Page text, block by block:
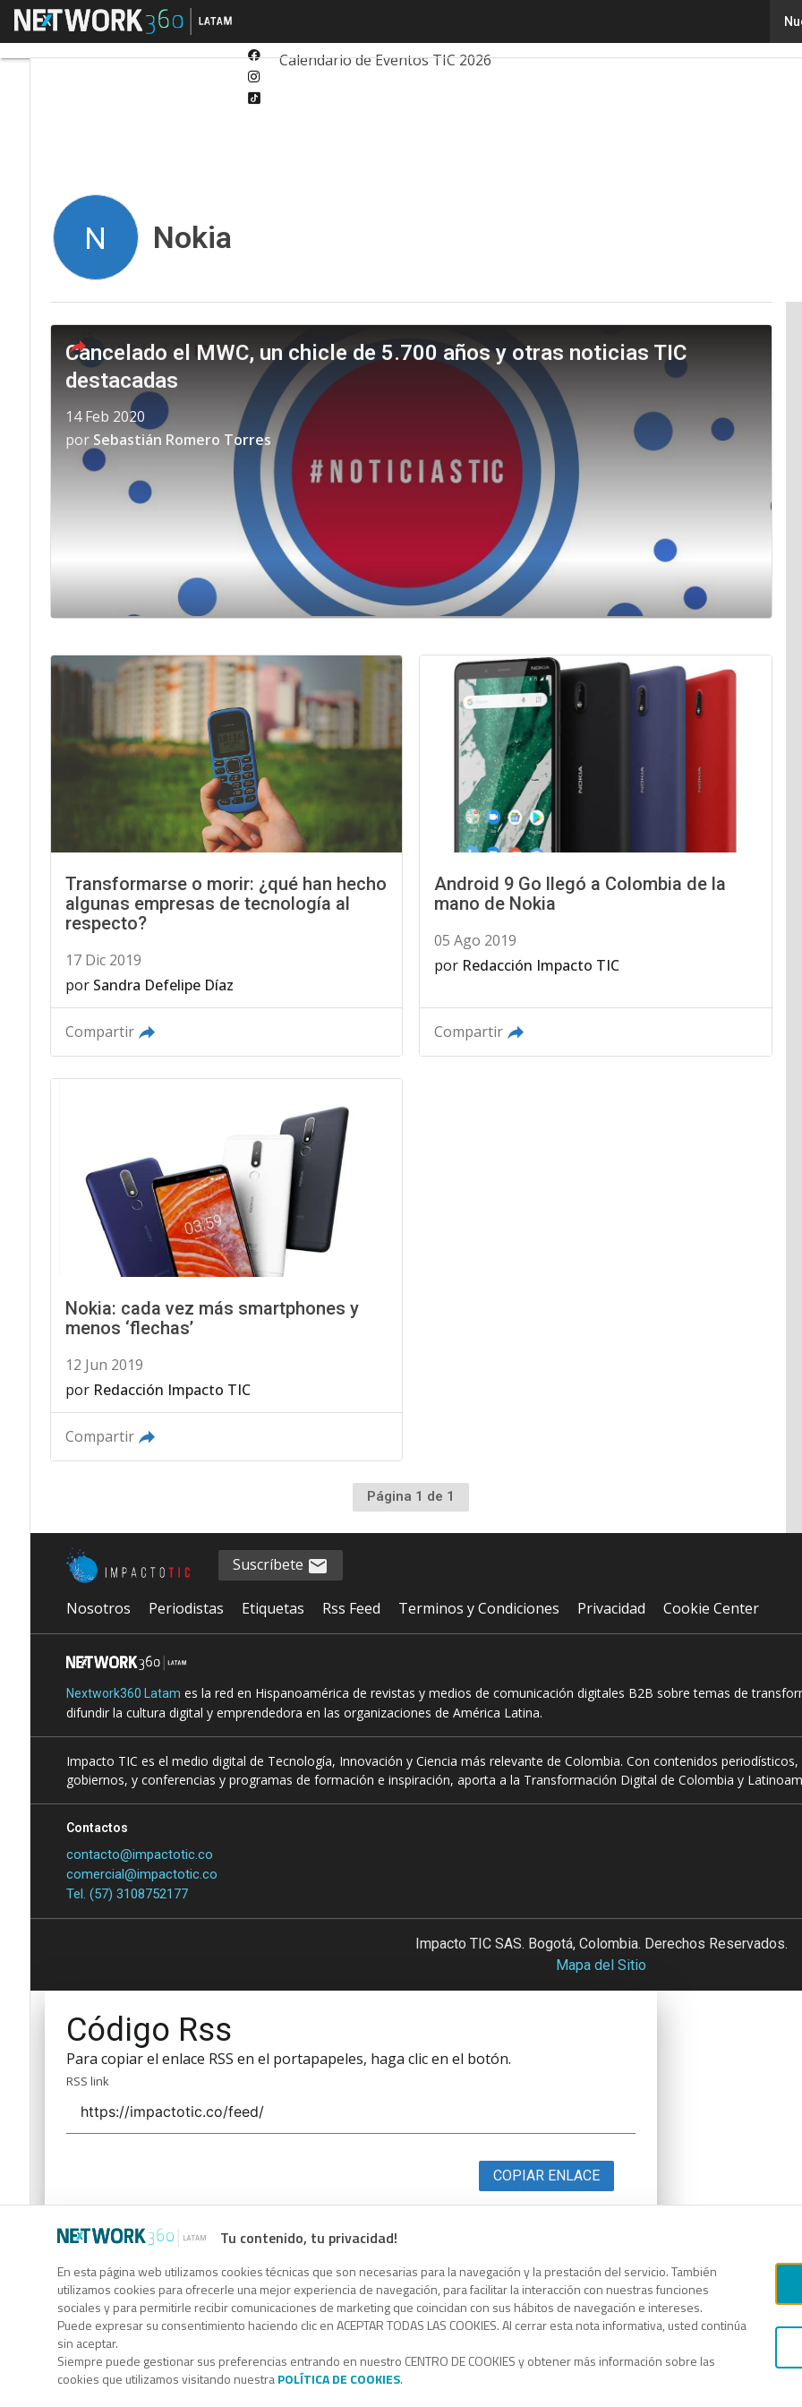
Menú
Facebook
Ciberseguridad
Calendario de Eventos TIC 2026
N Nokia
Cancelado el MWC, un chicle de 5.700 años y otras noticias TIC
destacadas
14 Feb 2020
por Sebastián Romero Torres
Transformarse o morir: ¿qué han hecho
algunas empresas de tecnología al
respecto?
17 Dic 2019
por Sandra Defelipe Díaz
Compartir
Android 9 Go llegó a Colombia de la
mano de Nokia
05 Ago 2019
por Redacción Impacto TIC
Compartir
Nokia: cada vez más smartphones y
menos ‘flechas’
12 Jun 2019
por Redacción Impacto TIC
Compartir
Página 1 de 1
Tu contenido, tu privacidad!
En esta página web utilizamos cookies técnicas que son necesarias para la navegación y la prestación del servicio. También
utilizamos cookies para ofrecerle una mejor experiencia de navegación, para facilitar la interacción con nuestras funciones
sociales y para permitirle recibir comunicaciones de marketing que coincidan con sus hábitos de navegación e intereses.
Puede expresar su consentimiento haciendo clic en ACEPTAR TODAS LAS COOKIES. Al cerrar esta nota informativa, usted continúa
sin aceptar.
Siempre puede gestionar sus preferencias entrando en nuestro CENTRO DE COOKIES y obtener más información sobre las
cookies que utilizamos visitando nuestraPOLÍTICA DE COOKIES.
Suscríbete
Nosotros Periodistas Etiquetas Rss Feed Terminos y Condiciones Privacidad Cookie Center
Nextwork360 Latam es la red en Hispanoamérica de revistas y medios de comunicación digitales B2B sobre temas de
difundir la cultura digital y emprendedora en las organizaciones de América Latina.
Impacto TIC es el medio digital de Tecnología, Innovación y Ciencia más relevante de Colombia. Con contenidos
gobiernos, y conferencias y programas de formación e inspiración, aporta a la Transformación Digital de Colombia y
Contactos
contacto@impactotic.co
comercial@impactotic.co
Tel. (57) 3108752177
Impacto TIC SAS. Bogotá, Colombia. Derechos Reservados.
Mapa del Sitio
Código Rss
Para copiar el enlace RSS en el portapapeles, haga clic en el botón.
RSS link
COPIAR ENLACE
Código Rss
Para copiar el enlace RSS en el portapapeles, haga clic en el botón.
RSS link